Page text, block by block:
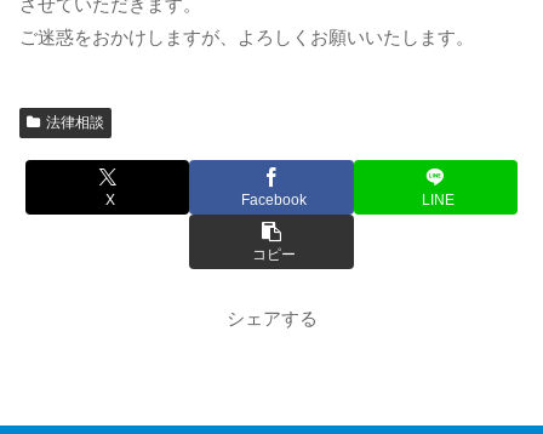
ご迷惑をおかけしますが、よろしくお願いいたします。
法律相談
X Facebook LINE
コピー
シェアする